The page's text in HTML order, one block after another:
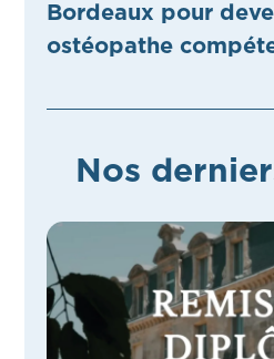
Bordeaux pour
ostéopathe
Nos